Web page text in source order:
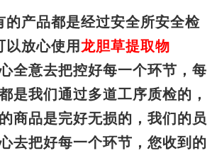
的产品都是经过安全所安全检
放心使用 龙胆草提取物
全意去把控好每一个环节，每
是我们通过多道工序质检的，
商品是完好无损的，我们的员
去把好每一个环节，您收到的